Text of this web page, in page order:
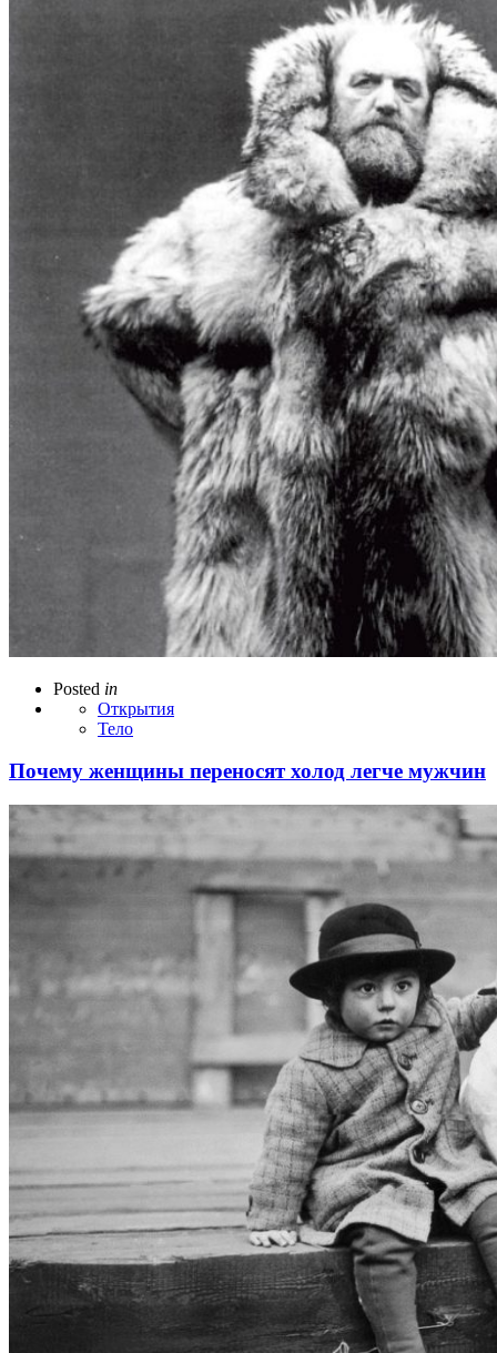
Posted in
Открытия
Тело
Почему женщины переносят холод легче мужчин